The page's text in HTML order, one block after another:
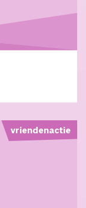
vriendenactie